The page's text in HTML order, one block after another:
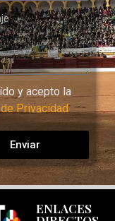
y acepto la
Privacidad
Enviar
ENLACES